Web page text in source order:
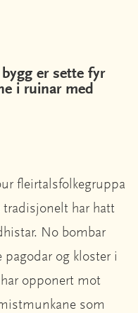
er sette fyr
i ruinar med
fleirtalsfolkegruppa
tradisjonelt har hatt
No bombar
pagodar og kloster i
opponert mot
som